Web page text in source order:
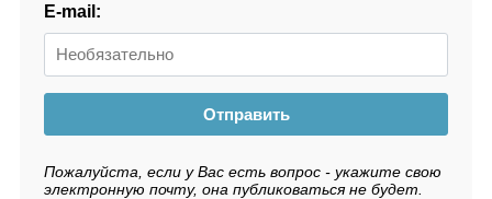
E-mail:
Отправить
Пожалуйста, если у Вас есть вопрос - укажите свою
электронную почту, она публиковаться не будет.